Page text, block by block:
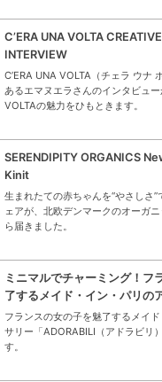
C’ERA UNA VOLTA
INTERVIEW
C’ERA UNA VOLTA（チェラ ウナ
あるエマヌエラさんのインタビュー
VOLTAの魅力をひもときます。
SERENDIPITY ORGANICS
Kinit
生まれたての赤ちゃんを“やさしさ
ェアが、北欧デンマークのオーガ
ら届きました。
ミニマルでチャーミング！フ
了するメイド・イン・パリの
フランスの女の子を魅了するメイ
サリー「ADORABILI（アドラビリ
す。